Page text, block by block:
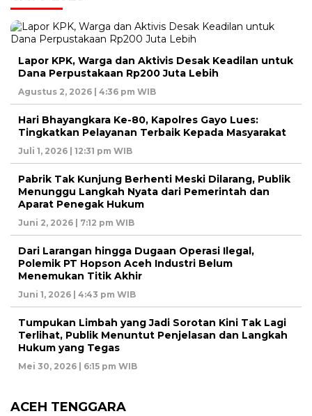
Lapor KPK, Warga dan Aktivis Desak Keadilan untuk
Dana Perpustakaan Rp200 Juta Lebih
Agustus 2, 2026 | 4:36 pm WIB
Hari Bhayangkara Ke-80, Kapolres Gayo Lues:
Tingkatkan Pelayanan Terbaik Kepada Masyarakat
Juli 1, 2026 | 12:31 pm WIB
Pabrik Tak Kunjung Berhenti Meski Dilarang, Publik
Menunggu Langkah Nyata dari Pemerintah dan
Aparat Penegak Hukum
Juni 2, 2026 | 7:12 pm WIB
Dari Larangan hingga Dugaan Operasi Ilegal,
Polemik PT Hopson Aceh Industri Belum
Menemukan Titik Akhir
Juni 1, 2026 | 4:43 pm WIB
Tumpukan Limbah yang Jadi Sorotan Kini Tak Lagi
Terlihat, Publik Menuntut Penjelasan dan Langkah
Hukum yang Tegas
Mei 30, 2026 | 6:15 pm WIB
ACEH TENGGARA